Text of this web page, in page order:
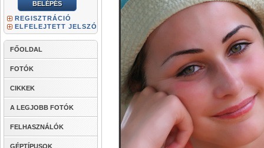
REGISZTRÁCIÓ
ELFELEJTETT JELSZÓ
FŐOLDAL
FOTÓK
CIKKEK
A LEGJOBB FOTÓK
FELHASZNÁLÓK
GÉPTÍPUSOK